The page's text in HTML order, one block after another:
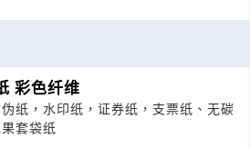
彩色纤维
纸，水印纸，证券纸，支票纸、无碳
套袋纸